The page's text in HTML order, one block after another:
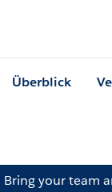
Überblick
Bring your team